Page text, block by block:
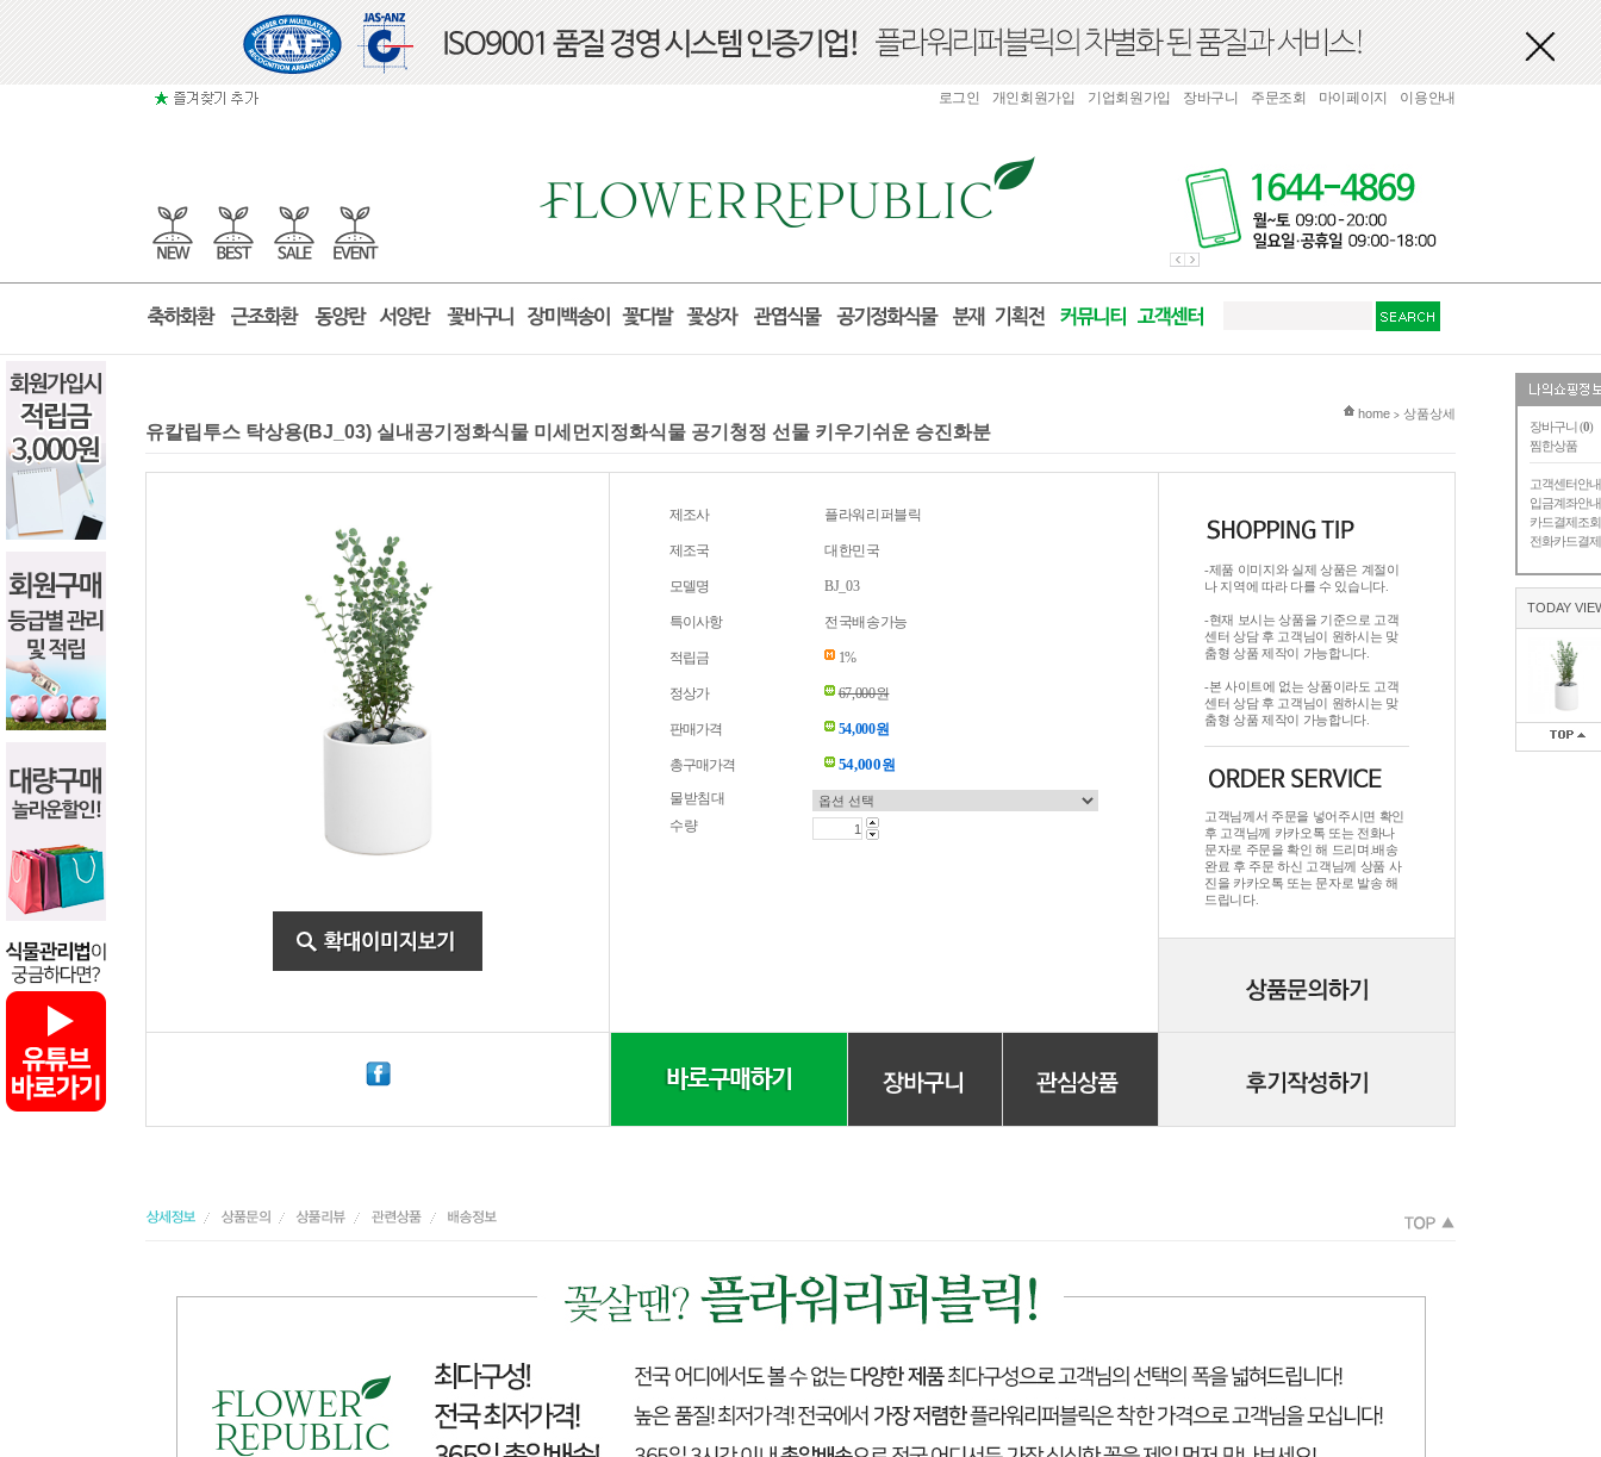
장바구니 (0)
찜한상품
고객센터안내
입금계좌안내
카드결제조회
전화카드결제
TODAY
로그인 개인회원가입 기업회원가입 장바구니 주문조회 마이페이지 이용안내
현재 위치
home > 상품상세
유칼립투스 탁상용(BJ_03) 실내공기정화식물 미세먼지정화식물 공기청정 선물 키우기쉬운 승진화분
제조사 플라워리퍼블릭
제조국 대한민국
모델명 BJ_03
특이사항 전국배송가능
적립금 1%
정상가 67,000원
판매가격 54,000원
총구매가격 54,000원
물받침대
수량
-제품 이미지와 실제 상품은 계절이
나 지역에 따라 다를 수 있습니다.
-현재 보시는 상품을 기준으로 고객
센터 상담 후 고객님이 원하시는 맞
춤형 상품 제작이 가능합니다.
-본 사이트에 없는 상품이라도 고객
센터 상담 후 고객님이 원하시는 맞
춤형 상품 제작이 가능합니다.
고객님께서 주문을 넣어주시면 확인
후 고객님께 카카오톡 또는 전화나
문자로 주문을 확인 해 드리며.배송
완료 후 주문 하신 고객님께 상품 사
진을 카카오톡 또는 문자로 발송 해
드립니다.